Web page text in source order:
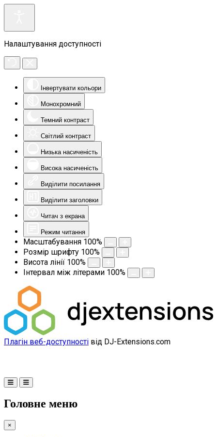
Налаштування доступності
Інвертувати кольори
Монохромний
Темний контраст
Світлий контраст
Низька насиченість
Висока насиченість
Виділити посилання
Виділити заголовки
Читач з екрана
Режим читання
Масштабування 100%
Розмір шрифту 100%
Висота лінії 100%
Інтервал між літерами 100%
Плагін веб-доступності від DJ-Extensions.com
Головне меню
×